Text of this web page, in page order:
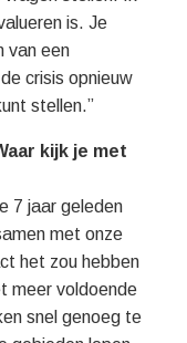
is. Je
van een
crisis opnieuw
stellen.”
kijk je met
7 jaar geleden
met onze
het zou hebben
meer voldoende
snel genoeg te